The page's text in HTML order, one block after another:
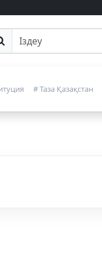
іздеу
# Таза Қазақстан